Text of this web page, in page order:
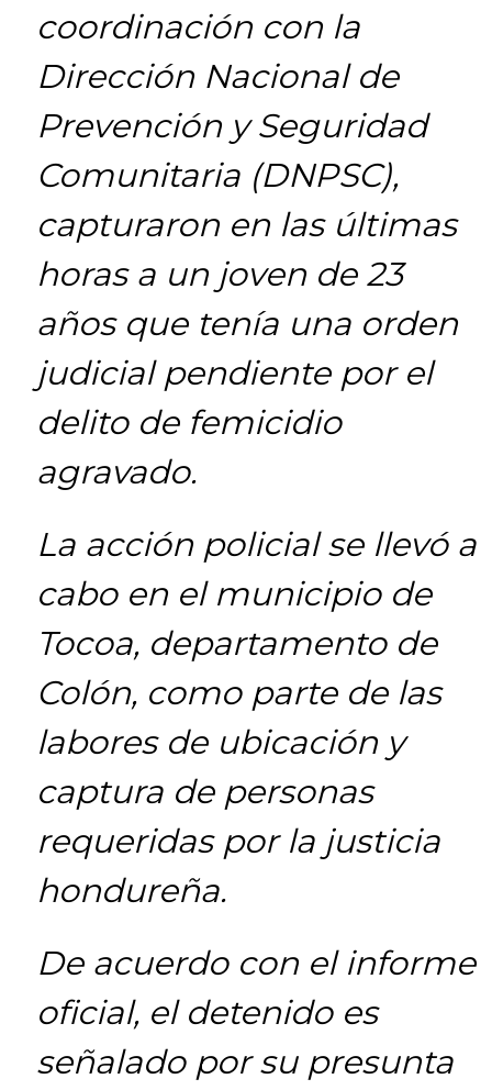
coordinación con la
Dirección Nacional de
Prevención y Seguridad
Comunitaria (DNPSC),
capturaron en las últimas
horas a un joven de 23
años que tenía una orden
judicial pendiente por el
delito de femicidio
agravado.
La acción policial se llevó a
cabo en el municipio de
Tocoa, departamento de
Colón, como parte de las
labores de ubicación y
captura de personas
requeridas por la justicia
hondureña.
De acuerdo con el informe
oficial, el detenido es
señalado por su presunta